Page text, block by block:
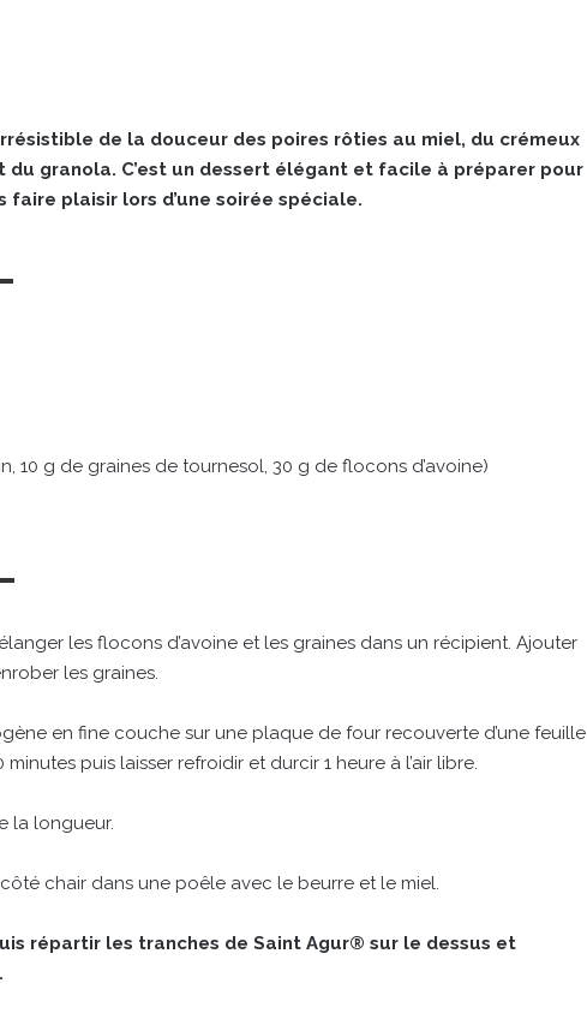
de la douceur des poires rôties au miel, du crémeux
granola. C’est un dessert élégant et facile à préparer pour
faire plaisir lors d’une soirée spéciale.
10 g de graines de tournesol, 30 g de flocons d’avoine)
les flocons d’avoine et les graines dans un récipient. Ajouter
les graines.
en fine couche sur une plaque de four recouverte d’une feuille
puis laisser refroidir et durcir 1 heure à l’air libre.
la longueur.
chair dans une poêle avec le beurre et le miel.
répartir les tranches de Saint Agur® sur le dessus et